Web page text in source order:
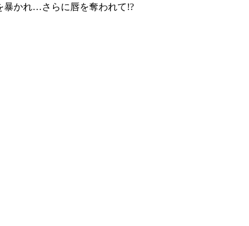
暴かれ…さらに唇を奪われて!?